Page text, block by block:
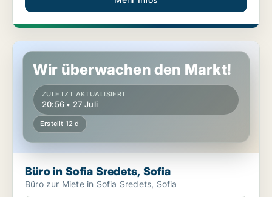
Büro in Sofia Sredets, Sofia
Wir überwachen den Markt!
ZULETZT AKTUALISIERT
20:56 • 27 Juli
Erstellt 12 d
Büro in Sofia Sredets, Sofia
Büro zur Miete in Sofia Sredets, Sofia